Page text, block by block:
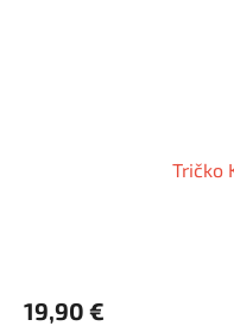
Tričko
19,90 €